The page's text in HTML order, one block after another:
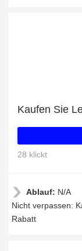
28 klickt
Ablauf: N/A
Nicht verpassen:
Rabatt